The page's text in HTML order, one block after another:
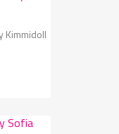
Kimmidoll